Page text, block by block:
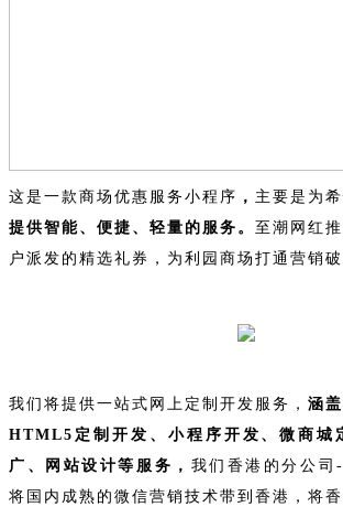
这是一款商场优惠服务小程序 ， 主要是为
提供智能、便捷、轻量的服务。 至潮网红
户派发的精选礼券，为利园商场打通营销破
我们将提供一站式网上定制开发服务， 涵
HTML5定制开发、小程序开发、微商城
广、网站设计等服务， 我们香港的分公司
将国内成熟的微信营销技术带到香港，将